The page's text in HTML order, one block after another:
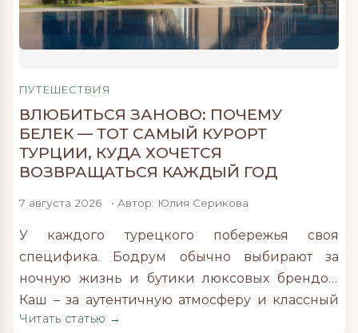
ПУТЕШЕСТВИЯ
ВЛЮБИТЬСЯ ЗАНОВО: ПОЧЕМУ
БЕЛЕК — ТОТ САМЫЙ КУРОРТ
ТУРЦИИ, КУДА ХОЧЕТСЯ
ВОЗВРАЩАТЬСЯ КАЖДЫЙ ГОД
7 августа 2026 • Автор: Юлия Серикова
У каждого турецкого побережья своя
специфика. Бодрум обычно выбирают за
ночную жизнь и бутики люксовых брендов,
Каш – за аутентичную атмосферу и классный
дайвинг, Каппадокию – за
Читать статью →